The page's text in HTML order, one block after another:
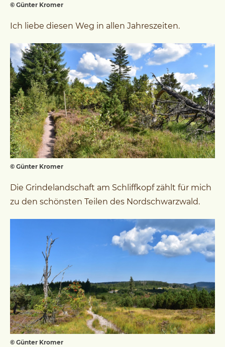
© Günter Kromer
Ich liebe diesen Weg in allen Jahreszeiten.
© Günter Kromer
Die Grindelandschaft am Schliffkopf zählt für mich
zu den schönsten Teilen des Nordschwarzwald.
© Günter Kromer